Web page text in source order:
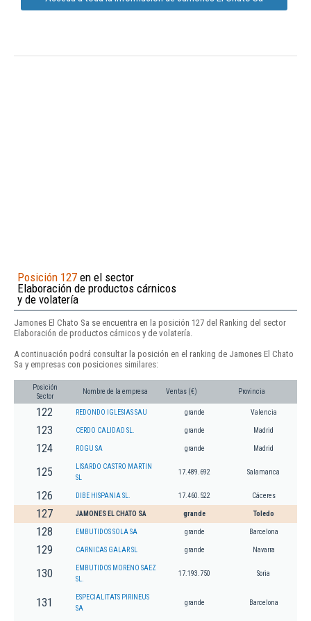
Posición 127 en el sector
Elaboración de productos cárnicos
y de volatería
Jamones El Chato Sa se encuentra en la posición 127 del Ranking del sector
Elaboración de productos cárnicos y de volatería.
A continuación podrá consultar la posición en el ranking de Jamones El Chato
Sa y empresas con posiciones similares:
Posición
Sector
Nombre de la empresa Ventas (€) Provincia
122 REDONDO IGLESIAS SAU grande Valencia
123 CERDO CALIDAD SL. grande Madrid
124 ROGU SA grande Madrid
125
LISARDO CASTRO MARTIN
SL
17.489.692 Salamanca
126 DIBE HISPANIA SL. 17.460.522 Cáceres
127 JAMONES EL CHATO SA grande Toledo
128 EMBUTIDOS SOLA SA grande Barcelona
129 CARNICAS GALAR SL grande Navarra
130
EMBUTIDOS MORENO SAEZ
SL.
17.193.750 Soria
131
ESPECIALITATS PIRINEUS
SA
grande Barcelona